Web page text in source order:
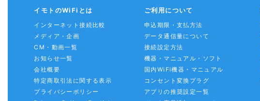
イモトのWiFiとは
インターネット接続比較
メディア・企画
CM・動画一覧
お知らせ一覧
会社概要
特定商取引法に関する表示
プライバシーポリシー
ご利用について
申込期限・支払方法
データ通信量について
接続設定方法
機器・マニュアル・ソフト
国内WiFi機器・マニュアル
コンセント変換プラグ
アプリの推奨設定一覧